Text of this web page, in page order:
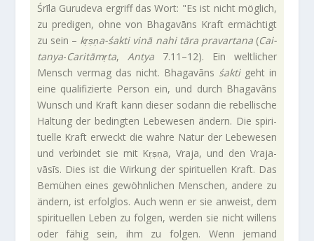
Śrīla Guru­deva ergriff das Wort: "Es ist nicht mög­lich,
zu pre­digen, ohne von Bha­ga­vāns Kraft ermäch­tigt
zu sein – kṛṣṇa-śakti vinā nahi tāra prav­ar­tana (Cai­
tanya-Caritāmṛta, Antya7.11–12). Ein welt­li­cher
Mensch vermag das nicht. Bha­ga­vāns śaktigeht in
eine qua­li­fi­zierte Person ein, und durch Bha­ga­vāns
Wunsch und Kraft kann dieser sodann die rebel­li­sche
Hal­tung der bedingten Lebe­wesen ändern. Die spi­ri­
tu­elle Kraft erweckt die wahre Natur der Lebe­wesen
und ver­bindet sie mit Kṛṣṇa, Vraja, und den Vra­ja­
vāsīs. Dies ist die Wir­kung der spi­ri­tu­ellen Kraft. Das
Bemühen eines gewöhn­li­chen Men­schen, andere zu
ändern, ist erfolglos. Auch wenn er sie anweist, dem
spi­ri­tu­ellen Leben zu folgen, werden sie nicht wil­lens
oder fähig sein, ihm zu folgen. Wenn jemand